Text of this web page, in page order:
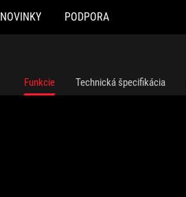
NOVINKY PODPORA
Funkcie Technická špecifikácia